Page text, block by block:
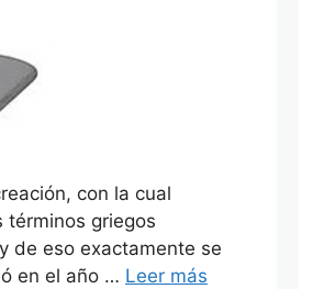
con la cual
términos griegos
de eso exactamente se
en el año … Leer más